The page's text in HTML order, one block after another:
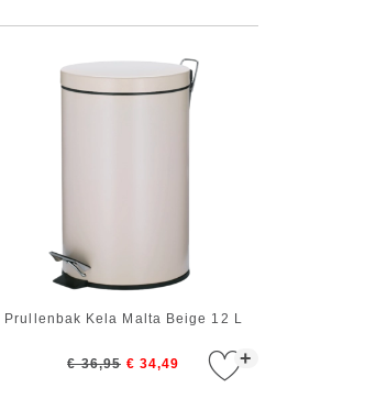
+
Prullenbak Kela Malta Beige 12 L
€ 36,95 € 34,49